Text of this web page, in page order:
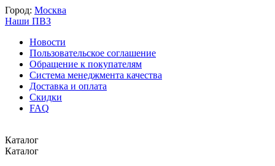
Город: Москва
Наши ПВЗ
Новости
Пользовательское соглашение
Обращение к покупателям
Система менеджмента качества
Доставка и оплата
Скидки
FAQ
Каталог
Каталог